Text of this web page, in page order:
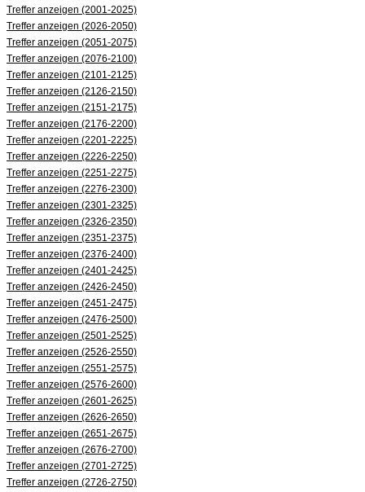
Treffer anzeigen (2001-2025)
Treffer anzeigen (2026-2050)
Treffer anzeigen (2051-2075)
Treffer anzeigen (2076-2100)
Treffer anzeigen (2101-2125)
Treffer anzeigen (2126-2150)
Treffer anzeigen (2151-2175)
Treffer anzeigen (2176-2200)
Treffer anzeigen (2201-2225)
Treffer anzeigen (2226-2250)
Treffer anzeigen (2251-2275)
Treffer anzeigen (2276-2300)
Treffer anzeigen (2301-2325)
Treffer anzeigen (2326-2350)
Treffer anzeigen (2351-2375)
Treffer anzeigen (2376-2400)
Treffer anzeigen (2401-2425)
Treffer anzeigen (2426-2450)
Treffer anzeigen (2451-2475)
Treffer anzeigen (2476-2500)
Treffer anzeigen (2501-2525)
Treffer anzeigen (2526-2550)
Treffer anzeigen (2551-2575)
Treffer anzeigen (2576-2600)
Treffer anzeigen (2601-2625)
Treffer anzeigen (2626-2650)
Treffer anzeigen (2651-2675)
Treffer anzeigen (2676-2700)
Treffer anzeigen (2701-2725)
Treffer anzeigen (2726-2750)